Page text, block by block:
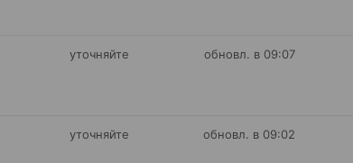
уточняйте обновл. в 09:07
уточняйте обновл. в 09:02